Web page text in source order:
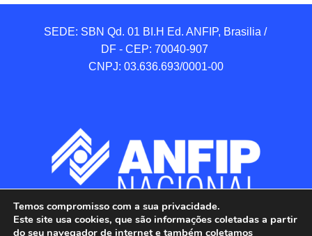
SEDE: SBN Qd. 01 BI.H Ed. ANFIP, Brasilia /
DF - CEP: 70040-907
CNPJ: 03.636.693/0001-00
Temos compromisso com a sua privacidade.
Este site usa cookies, que são informações coletadas a partir
do seu navegador de internet e também coletamos